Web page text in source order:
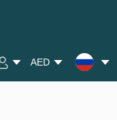
AED